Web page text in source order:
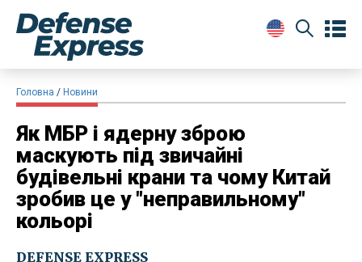
Головна Новини
Як МБР і ядерну зброю
маскують під звичайні
будівельні крани та чому Китай
зробив це у "неправильному"
кольорі
DEFENSE EXPRESS